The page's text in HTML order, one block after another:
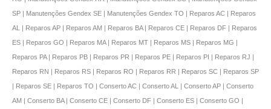
SP | Manutenções Gendex SE | Manutenções Gendex TO | Reparos AC | Reparos
AL | Reparos AP | Reparos AM | Reparos BA | Reparos CE | Reparos DF | Reparos
ES | Reparos GO | Reparos MA | Reparos MT | Reparos MS | Reparos MG |
Reparos PA | Reparos PB | Reparos PR | Reparos PE | Reparos PI | Reparos RJ |
Reparos RN | Reparos RS | Reparos RO | Reparos RR | Reparos SC | Reparos SP
| Reparos SE | Reparos TO | Conserto AC | Conserto AL | Conserto AP | Conserto
AM | Conserto BA | Conserto CE | Conserto DF | Conserto ES | Conserto GO |